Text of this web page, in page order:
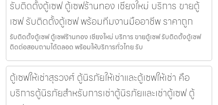
รับติดตั้งตู้เซฟ ตู้เซฟร้านทอง เชียงใหม่ บริการ ขายตู้
เซฟ รับติดตั้งตู้เซฟ พร้อมทีมงานมืออาชีพ ราคาถูก
รับติดตั้งตู้เซฟ ตู้เซฟร้านทอง เชียงใหม่ บริการ ขายตู้เซฟ รับติดตั้งตู้เซฟ
ติดต่อสอบถามได้ตลอด พร้อมให้บริการทั่วไทย รับ
ตู้เซฟให้เช่าสุรวงศ์ ตู้นิรภัยให้เช่าและตู้เซฟให้เช่า คือ
บริการตู้นิรภัยสำหรับการเช่าตู้นิรภัยและเช่าตู้เซฟ ตู้